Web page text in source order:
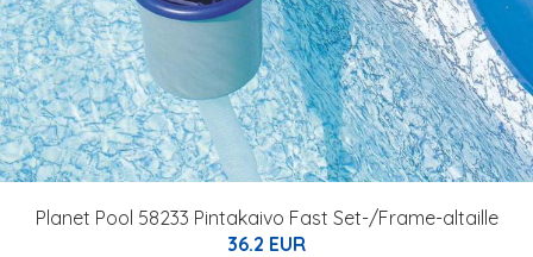
Planet Pool 58233 Pintakaivo Fast Set-/Frame-altaille
36.2 EUR